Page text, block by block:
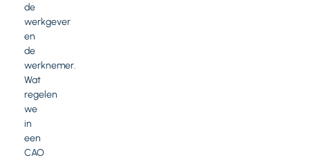
de
werkgever
en
de
werknemer.
Wat
regelen
we
in
een
CAO